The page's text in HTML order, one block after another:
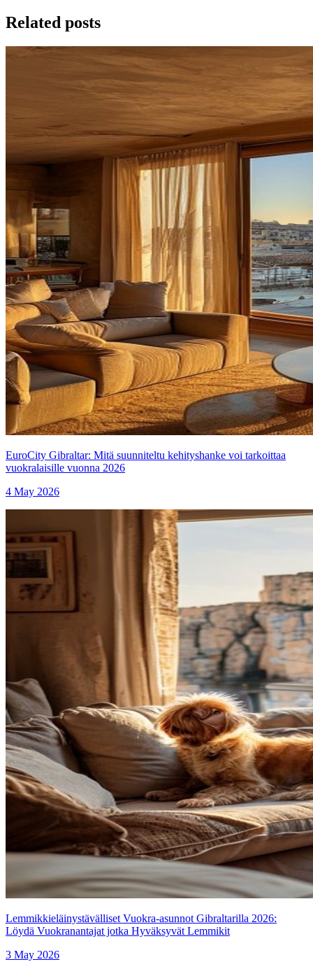
Related posts
EuroCity Gibraltar: Mitä suunniteltu kehityshanke voi tarkoittaa
vuokralaisille vuonna 2026
4 May 2026
Lemmikkieläinystävälliset Vuokra-asunnot Gibraltarilla 2026:
Löydä Vuokranantajat jotka Hyväksyvät Lemmikit
3 May 2026